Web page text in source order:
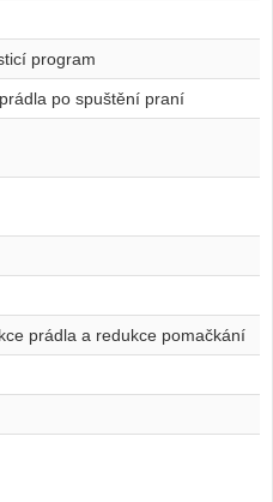
program
po spuštění praní
prádla a redukce pomačkání